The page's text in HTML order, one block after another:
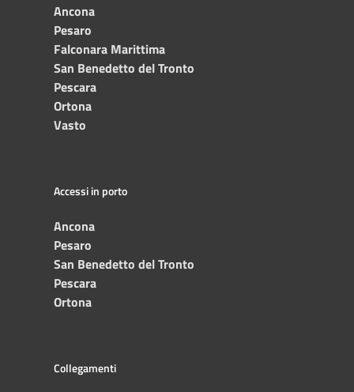
Ancona
Pesaro
Falconara Marittima
San Benedetto del Tronto
Pescara
Ortona
Vasto
Accessi in porto
Ancona
Pesaro
San Benedetto del Tronto
Pescara
Ortona
Collegamenti